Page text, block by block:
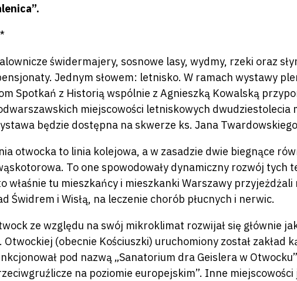
świdermajery, sosnowe lasy, wydmy, rzeki oraz
Jednym słowem: letnisko. W ramach wystawy
Spotkań z Historią wspólnie z Agnieszką Kowalską
miejscowości letniskowych dwudziestolecia
będzie dostępna na skwerze ks. Jana
otwocka to linia kolejowa, a w zasadzie dwie biegnące
To one spowodowały dynamiczny rozwój tych
właśnie tu mieszkańcy i mieszkanki Warszawy
Świdrem i Wisłą, na leczenie chorób płucnych i nerwic.
ze względu na swój mikroklimat rozwijał się głównie
Otwockiej (obecnie Kościuszki) uruchomiony został zakład
pod nazwą „Sanatorium dra Geislera w
na poziomie europejskim”. Inne miejscowości